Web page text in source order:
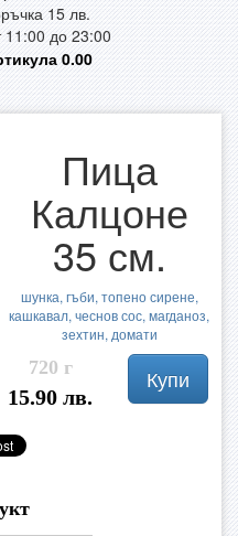
15 лв.
11:00 до 23:00
0.00
Пица
Калцоне
35 см.
шунка, гъби, топено сирене,
кашкавал, чеснов сос, магданоз,
зехтин, домати
720 г
15.90 лв.
Купи